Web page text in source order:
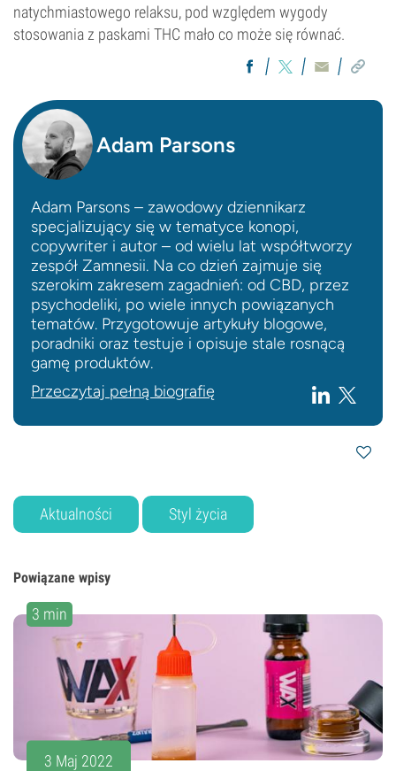
natychmiastowego relaksu, pod względem wygody
stosowania z paskami THC mało co może się równać.
Adam Parsons
Adam Parsons – zawodowy dziennikarz
specjalizujący się w tematyce konopi,
copywriter i autor – od wielu lat współtworzy
zespół Zamnesii. Na co dzień zajmuje się
szerokim zakresem zagadnień: od CBD, przez
psychodeliki, po wiele innych powiązanych
tematów. Przygotowuje artykuły blogowe,
poradniki oraz testuje i opisuje stale rosnącą
gamę produktów.
Przeczytaj pełną biografię
Aktualności Styl życia
Powiązane wpisy
3 min
3 Maj 2022